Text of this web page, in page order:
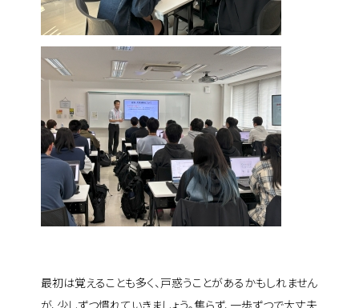
最初は覚えることも多く、戸惑うことがあるかもしれません